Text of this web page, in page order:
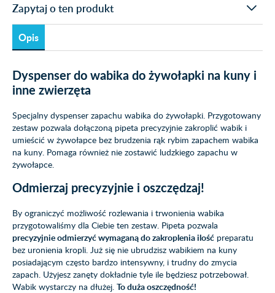
Zapytaj o ten produkt
Opis
Dyspenser do wabika do żywołapki na kuny i
inne zwierzęta
Specjalny dyspenser zapachu wabika do żywołapki. Przygotowany
zestaw pozwala dołączoną pipeta precyzyjnie zakroplić wabik i
umieścić w żywołapce bez brudzenia rąk rybim zapachem wabika
na kuny. Pomaga również nie zostawić ludzkiego zapachu w
żywołapce.
Odmierzaj precyzyjnie i oszczędzaj!
By ograniczyć możliwość rozlewania i trwonienia wabika
przygotowaliśmy dla Ciebie ten zestaw. Pipeta pozwala
precyzyjnie odmierzyć wymaganą do zakroplenia ilość preparatu
bez uronienia kropli. Już się nie ubrudzisz wabikiem na kuny
posiadającym często bardzo intensywny, i trudny do zmycia
zapach. Użyjesz zanęty dokładnie tyle ile będziesz potrzebował.
Wabik wystarczy na dłużej. To duża oszczędność!